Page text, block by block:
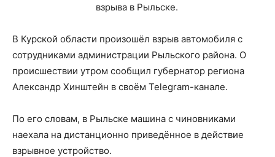
взрыва в Рыльске.
В Курской области произошёл взрыв автомобиля с
сотрудниками администрации Рыльского района. О
происшествии утром сообщил губернатор региона
Александр Хинштейн в своём Telegram-канале.
По его словам, в Рыльске машина с чиновниками
наехала на дистанционно приведённое в действие
взрывное устройство.